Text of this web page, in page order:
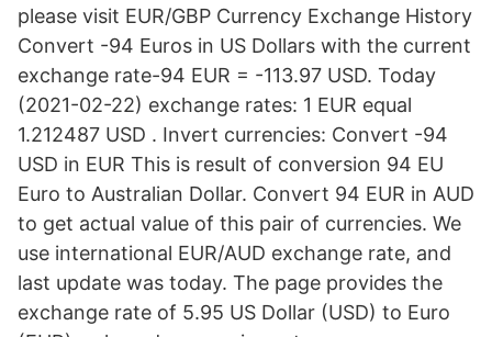
please visit EUR/GBP Currency Exchange History
Convert -94 Euros in US Dollars with the current
exchange rate-94 EUR = -113.97 USD. Today
(2021-02-22) exchange rates: 1 EUR equal
1.212487 USD . Invert currencies: Convert -94
USD in EUR This is result of conversion 94 EU
Euro to Australian Dollar. Convert 94 EUR in AUD
to get actual value of this pair of currencies. We
use international EUR/AUD exchange rate, and
last update was today. The page provides the
exchange rate of 5.95 US Dollar (USD) to Euro